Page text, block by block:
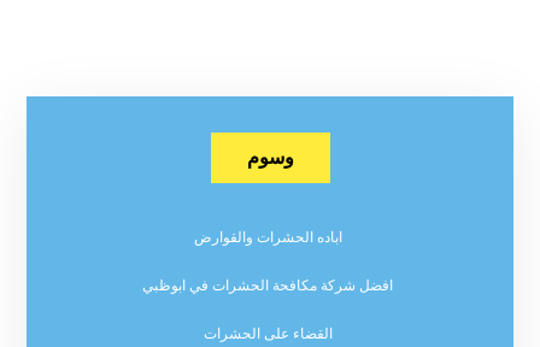
وسوم
اباده الحشرات والقوارض
افضل شركة مكافحة الحشرات في ابوظبي
القضاء على الحشرات